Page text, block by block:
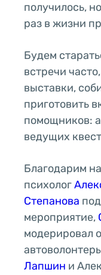
получилось,
раз в жизни
Будем
встречи
выставки,
приготовить
помощников:
ведущих
Благодарим
психолог
Степанова
мероприятие,
модерировал
Лапшин и